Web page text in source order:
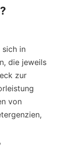
in
die jeweils
zur
von